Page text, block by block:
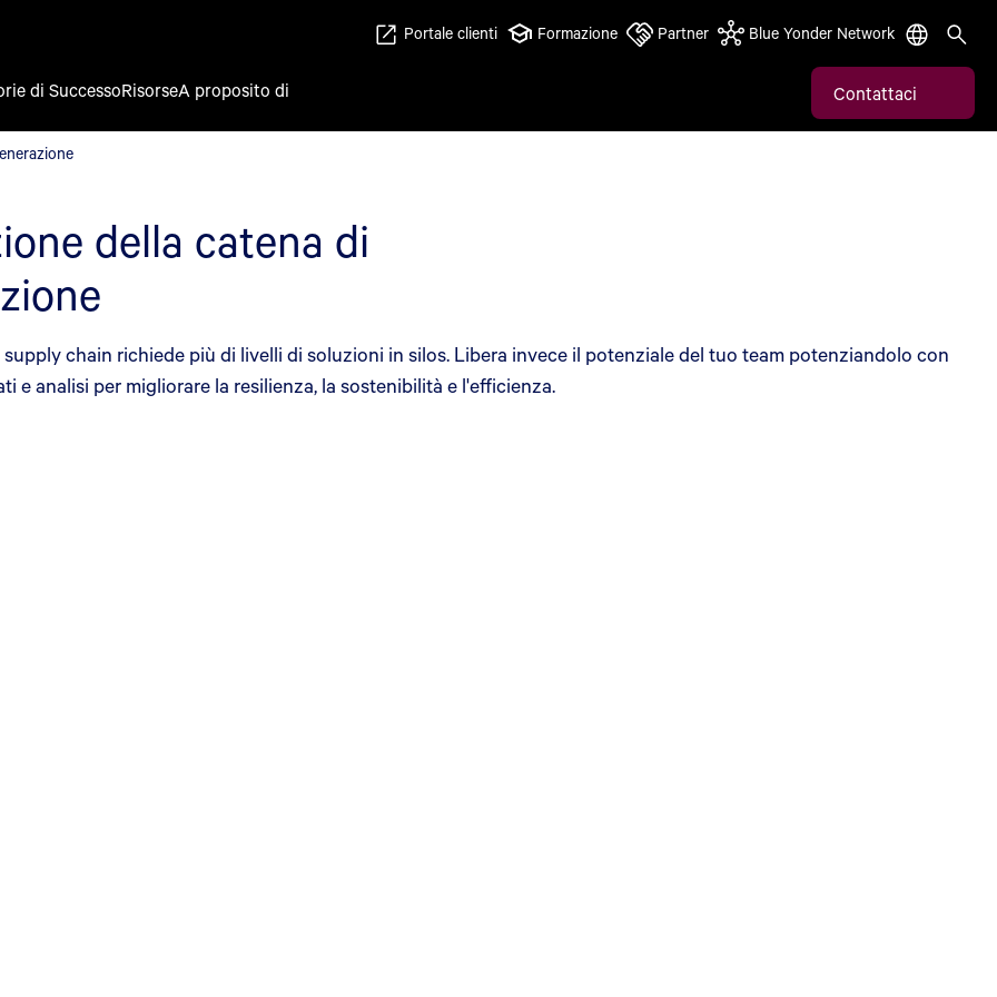
Portale clienti Formazione Partner Blue Yonder Network
di SuccessoRisorseA proposito di Contattaci
della catena di
chain richiede più di livelli di soluzioni in silos. Libera invece il potenziale del tuo team potenziandolo con
analisi per migliorare la resilienza, la sostenibilità e l'efficienza.